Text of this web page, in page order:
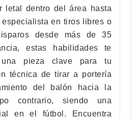
letal dentro del área hasta
en tiros libres o
desde más de 35
estas habilidades te
una pieza clave para tu
técnica de tirar a portería
del balón hacia la
contrario, siendo una
en el fútbol. Encuentra